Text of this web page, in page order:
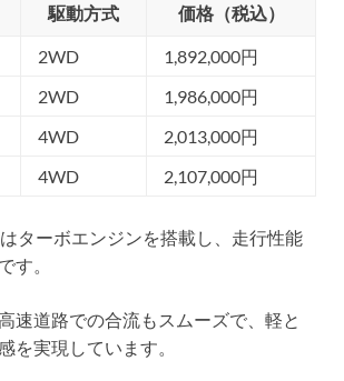
駆動方式 価格（税込）
2WD
1,892,000円
2WD
1,986,000円
4WD
2,013,000円
4WD 2,107,000円
はターボエンジンを搭載し、走行性能
す。
速道路での合流もスムーズで、軽と
を実現しています。